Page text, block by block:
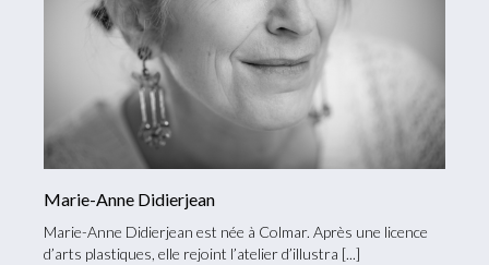
Marie-Anne Didierjean
Marie-Anne Didierjean est née à Colmar. Après une licence
d’arts plastiques, elle rejoint l’atelier d’illustra